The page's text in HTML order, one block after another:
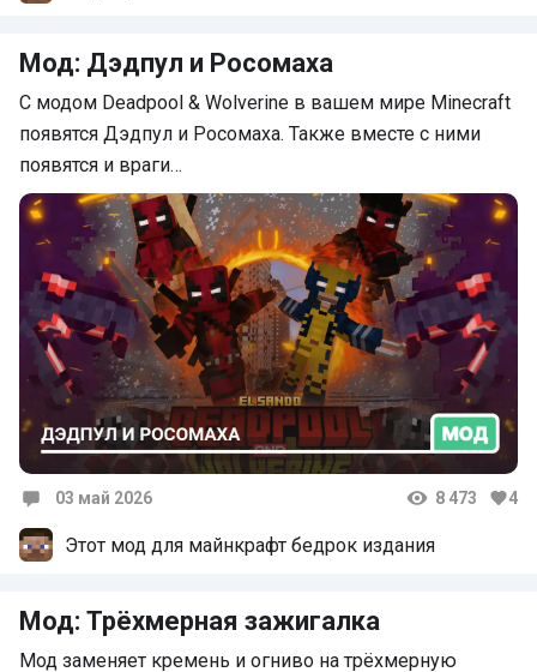
Мод: Дэдпул и Росомаха
С модом Deadpool & Wolverine в вашем мире Minecraft
появятся Дэдпул и Росомаха. Также вместе с ними
появятся и враги…
03 май 2026 8 473 4
Этот мод для майнкрафт бедрок издания
Мод: Трёхмерная зажигалка
Мод заменяет кремень и огниво на трёхмерную